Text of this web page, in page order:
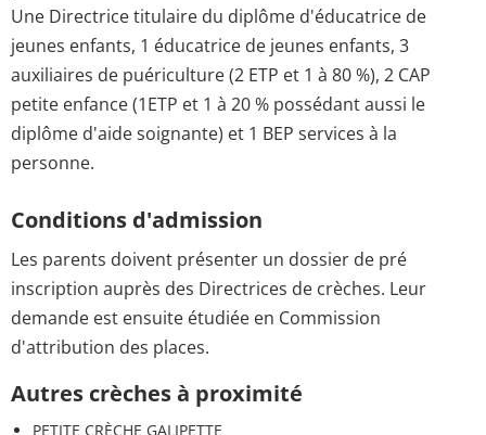
Une Directrice titulaire du diplôme d'éducatrice de
jeunes enfants, 1 éducatrice de jeunes enfants, 3
auxiliaires de puériculture (2 ETP et 1 à 80 %), 2 CAP
petite enfance (1ETP et 1 à 20 % possédant aussi le
diplôme d'aide soignante) et 1 BEP services à la
personne.
Conditions d'admission
Les parents doivent présenter un dossier de pré
inscription auprès des Directrices de crèches. Leur
demande est ensuite étudiée en Commission
d'attribution des places.
Autres crèches à proximité
PETITE CRÈCHE GALIPETTE